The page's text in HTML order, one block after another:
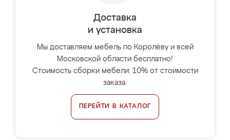
Доставка
и установка
Мы доставляем мебель по Королёву и всей
Московской области бесплатно!
Стоимость сборки мебели: 10% от стоимости
заказа.
ПЕРЕЙТИ В КАТАЛОГ